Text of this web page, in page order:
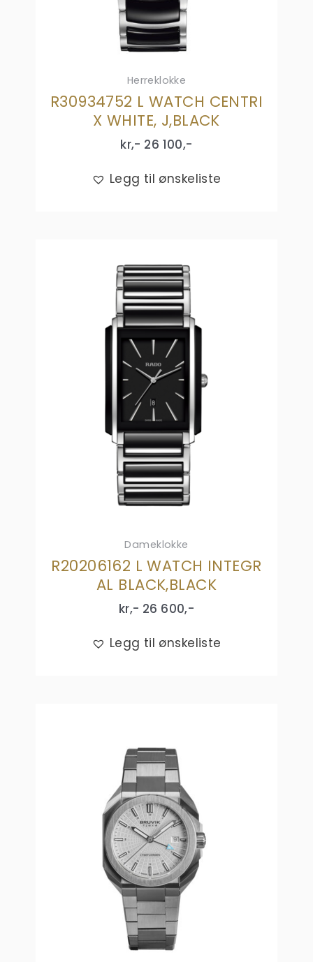
Herreklokke
R30934752 L WATCH CENTRI
X WHITE, J,BLACK
kr,- 26 100,-
Legg til ønskeliste
Dameklokke
R20206162 L WATCH INTEGR
AL BLACK,BLACK
kr,- 26 600,-
Legg til ønskeliste